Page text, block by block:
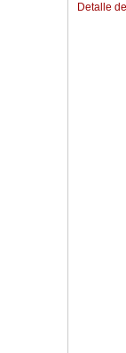
Detalle